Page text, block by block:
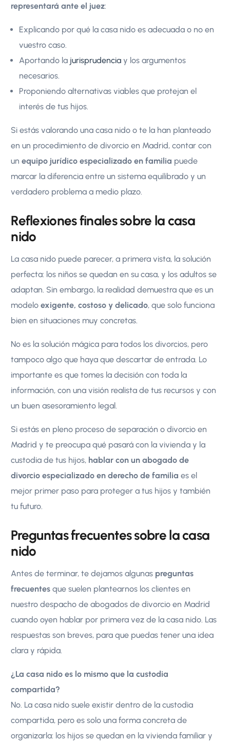
representará ante el juez:
Explicando por qué la casa nido es adecuada o no en
vuestro caso.
Aportando la jurisprudencia y los argumentos
necesarios.
Proponiendo alternativas viables que protejan el
interés de tus hijos.
Si estás valorando una casa nido o te la han planteado
en un procedimiento de divorcio en Madrid, contar con
unequipo jurídico especializado en familia puede
marcar la diferencia entre un sistema equilibrado y un
verdadero problema a medio plazo.
Reflexiones finales sobre la casa
nido
La casa nido puede parecer, a primera vista, la solución
perfecta: los niños se quedan en su casa, y los adultos se
adaptan. Sin embargo, la realidad demuestra que es un
modeloexigente, costoso y delicado, que solo funciona
bien en situaciones muy concretas.
No es la solución mágica para todos los divorcios, pero
tampoco algo que haya que descartar de entrada. Lo
importante es que tomes la decisión con toda la
información, con una visión realista de tus recursos y con
un buen asesoramiento legal.
Si estás en pleno proceso de separación o divorcio en
Madrid y te preocupa qué pasará con la vivienda y la
custodia de tus hijos, hablar con un abogado de
divorcio especializado en derecho de familia es el
mejor primer paso para proteger a tus hijos y también
tu futuro.
Preguntas frecuentes sobre la casa
nido
Antes de terminar, te dejamos algunas preguntas
frecuentes que suelen plantearnos los clientes en
nuestro despacho de abogados de divorcio en Madrid
cuando oyen hablar por primera vez de la casa nido. Las
respuestas son breves, para que puedas tener una idea
clara y rápida.
¿La casa nido es lo mismo que la custodia
compartida?
No. La casa nido suele existir dentro de la custodia
compartida, pero es solo una forma concreta de
organizarla: los hijos se quedan en la vivienda familiar y